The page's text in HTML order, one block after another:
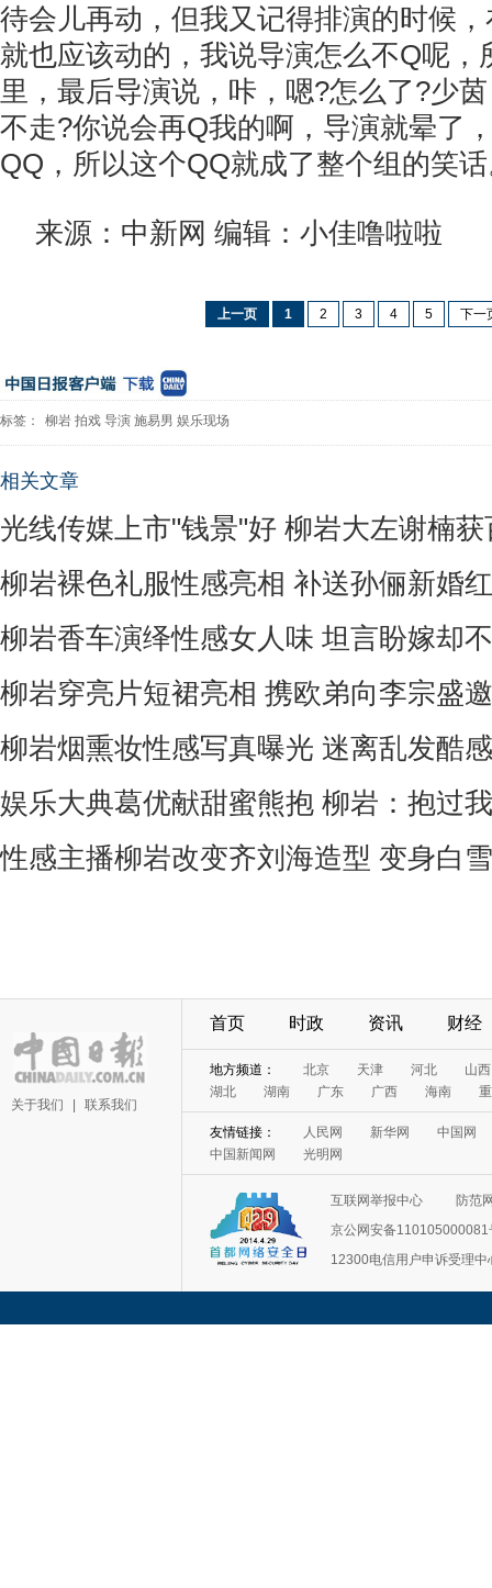
待会儿再动，但我又记得排演的时候
就也应该动的，我说导演怎么不Q呢，
里，最后导演说，咔，嗯?怎么了?少
不走?你说会再Q我的啊，导演就晕了
QQ，所以这个QQ就成了整个组的笑话
来源：中新网 编辑：小佳噜啦啦
上一页 1 2 3 4 5 下一
标签： 柳岩 拍戏 导演 施易男 娱乐现场
相关文章
光线传媒上市"钱景"好 柳岩大左谢楠
柳岩裸色礼服性感亮相 补送孙俪新婚
柳岩香车演绎性感女人味 坦言盼嫁却
柳岩穿亮片短裙亮相 携欧弟向李宗盛
柳岩烟熏妆性感写真曝光 迷离乱发酷
娱乐大典葛优献甜蜜熊抱 柳岩：抱过
性感主播柳岩改变齐刘海造型 变身白
关于我们 联系我们
首页 时政 资讯 财经
地方频道： 北京 天津 河北
山西
湖北
湖南 广东 广西 海南
友情链接： 人民网 新华网
中国网
中国新闻网
光明网
互联网举报中心
防范
京公网安备110105000081
12300电信用户申诉受理中